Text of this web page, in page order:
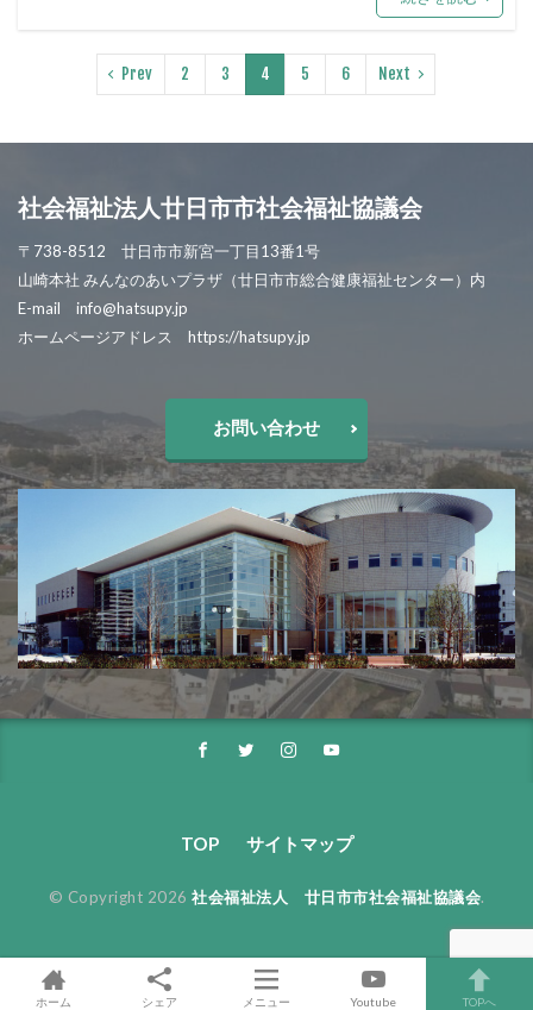
Prev 2 3 4 5 6 Next
社会福祉法人廿日市市社会福祉協議会
〒738-8512 廿日市市新宮一丁目13番1号
山崎本社 みんなのあいプラザ（廿日市市総合健康福祉センター）内
E-mail info@hatsupy.jp
ホームページアドレス https://hatsupy.jp
お問い合わせ
TOP サイトマップ
© Copyright 2026 社会福祉法人 廿日市市社会福祉協議会.
ホーム シェア メニュー Youtube TOPへ